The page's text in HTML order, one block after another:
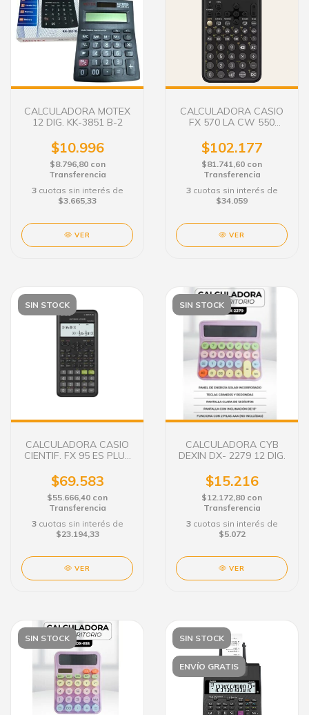
CALCULADORA MOTEX
12 DIG. KK-3851 B-2
$10.996
$8.796,80 con
Transferencia
3 cuotas sin interés de
$3.665,33
VER
CALCULADORA CASIO
FX 570 LA CW 550
$102.177
$81.741,60 con
Transferencia
3 cuotas sin interés de
$34.059
VER
SIN STOCK
CALCULADORA CASIO
CIENTIF. FX 95 ES PLUS
$69.583
$55.666,40 con
Transferencia
3 cuotas sin interés de
$23.194,33
VER
SIN STOCK
CALCULADORA CYB
DEXIN DX- 2279 12 DIG.
$15.216
$12.172,80 con
Transferencia
3 cuotas sin interés de
$5.072
VER
SIN STOCK SIN STOCK
ENVÍO GRATIS